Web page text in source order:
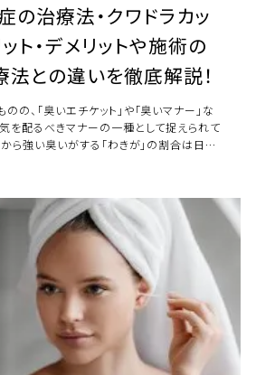
の治療法・クワドラカッ
ト・デメリットや施術の
法との違いを徹底解説！
の、「臭いエチケット」や「臭いマナー」な
を配るべきマナーの一種として捉えられて
ら強い臭いがする「わきが」の割合は日本